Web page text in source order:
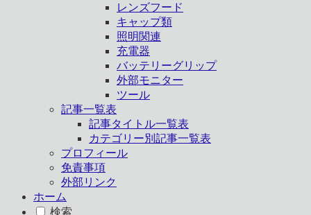
レンズフード
キャップ類
照明関連
充電器
バッテリーグリップ
外部モニター
ツール
記事一覧表
記事タイトル一覧表
カテゴリー別記事一覧表
プロフィール
免責事項
外部リンク
ホーム
検索